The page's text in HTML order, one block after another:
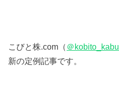
こびと株.com（ ＠kobito_kabu
新の定例記事です。